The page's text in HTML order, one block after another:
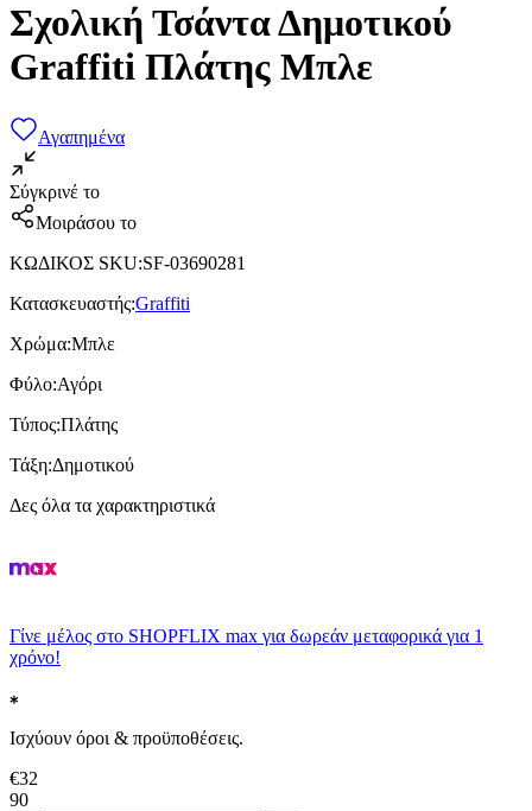
Σχολική Τσάντα Δημοτικού
Graffiti Πλάτης Μπλε
Αγαπημένα
Σύγκρινέ το
Μοιράσου το
ΚΩΔΙΚΟΣ SKU:SF-03690281
Κατασκευαστής:Graffiti
Χρώμα:Μπλε
Φύλο:Αγόρι
Τύπος:Πλάτης
Τάξη:Δημοτικού
Δες όλα τα χαρακτηριστικά
Γίνε μέλος στο SHOPFLIX max για δωρεάν μεταφορικά για 1
χρόνο!
Ισχύουν όροι & προϋποθέσεις.
€32
90